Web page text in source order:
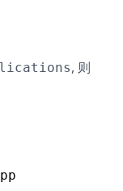
, 则